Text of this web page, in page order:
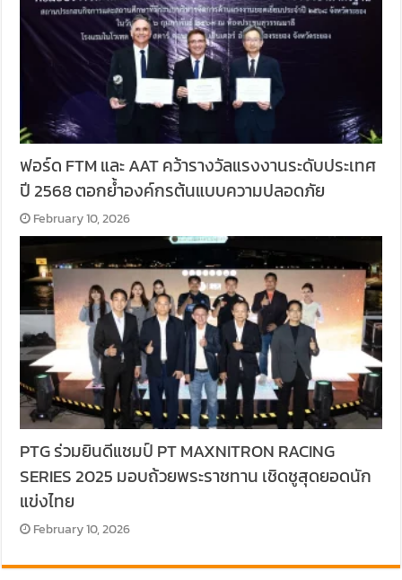
ฟอร์ด FTM และ AAT คว้ารางวัลแรงงานระดับประเทศ
ปี 2568 ตอกย้ำองค์กรต้นแบบความปลอดภัย
February 10, 2026
PTG ร่วมยินดีแชมป์ PT MAXNITRON RACING
SERIES 2025 มอบถ้วยพระราชทาน เชิดชูสุดยอดนัก
แข่งไทย
February 10, 2026